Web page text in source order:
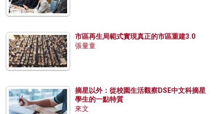
市區再生局範式實現真正的市區重建3.0
張量童
摘星以外：從校園生活觀察DSE中文科摘星
學生的一點特質
來文